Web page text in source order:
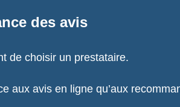
des avis
de choisir un prestataire.
aux avis en ligne qu’aux